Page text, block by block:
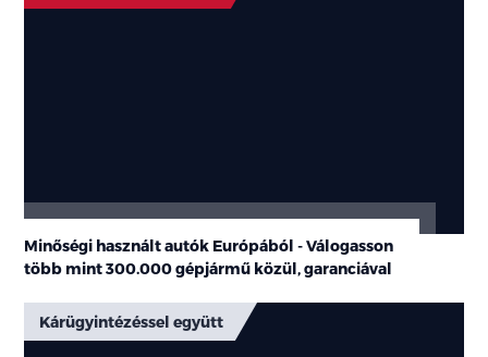
Minőségi használt autók Európából - Válogasson
több mint300.000 gépjármű közül, garanciával
Kárügyintézéssel együtt